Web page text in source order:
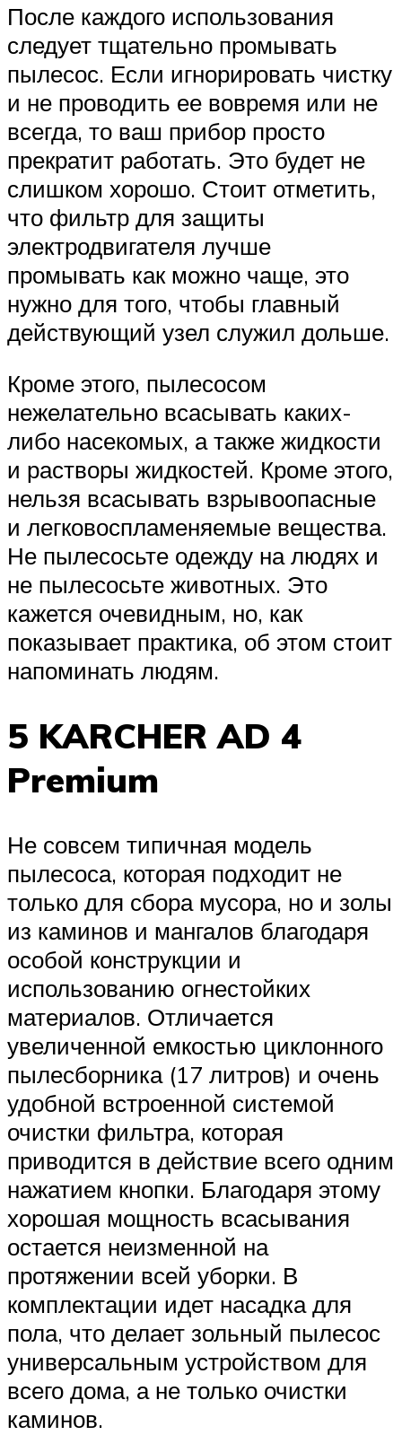
После каждого использования
следует тщательно промывать
пылесос. Если игнорировать чистку
и не проводить ее вовремя или не
всегда, то ваш прибор просто
прекратит работать. Это будет не
слишком хорошо. Стоит отметить,
что фильтр для защиты
электродвигателя лучше
промывать как можно чаще, это
нужно для того, чтобы главный
действующий узел служил дольше.
Кроме этого, пылесосом
нежелательно всасывать каких-
либо насекомых, а также жидкости
и растворы жидкостей. Кроме этого,
нельзя всасывать взрывоопасные
и легковоспламеняемые вещества.
Не пылесосьте одежду на людях и
не пылесосьте животных. Это
кажется очевидным, но, как
показывает практика, об этом стоит
напоминать людям.
5 KARCHER AD 4
Premium
Не совсем типичная модель
пылесоса, которая подходит не
только для сбора мусора, но и золы
из каминов и мангалов благодаря
особой конструкции и
использованию огнестойких
материалов. Отличается
увеличенной емкостью циклонного
пылесборника (17 литров) и очень
удобной встроенной системой
очистки фильтра, которая
приводится в действие всего одним
нажатием кнопки. Благодаря этому
хорошая мощность всасывания
остается неизменной на
протяжении всей уборки. В
комплектации идет насадка для
пола, что делает зольный пылесос
универсальным устройством для
всего дома, а не только очистки
каминов.